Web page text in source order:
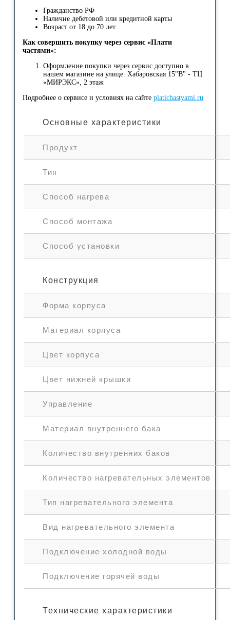
Гражданство РФ
Наличие дебетовой или кредитной карты
Возраст от 18 до 70 лет.
Как совершить покупку через сервис «Плати
частями»:
Оформление покупки через сервис доступно в
нашем магазине на улице: Хабаровская 15"В" - ТЦ
«МИРЭКС», 2 этаж
Подробнее о сервисе и условиях на сайте platichastyami.ru
Основные характеристики
Продукт
Тип
Способ нагрева
Способ монтажа
Способ установки
Конструкция
Форма корпуса
Материал корпуса
Цвет корпуса
Цвет нижней крышки
Управление
Материал внутреннего бака
Количество внутренних баков
Количество нагревательных элементов
Тип нагревательного элемента
Вид нагревательного элемента
Подключение холодной воды
Подключение горячей воды
Технические характеристики